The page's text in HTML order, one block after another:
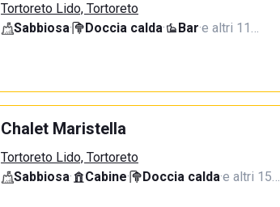
Tortoreto Lido, Tortoreto
Sabbiosa· Doccia calda· Bar·e altri 11…
Chalet Maristella
Tortoreto Lido, Tortoreto
Sabbiosa· Cabine· Doccia calda·e altri 15…